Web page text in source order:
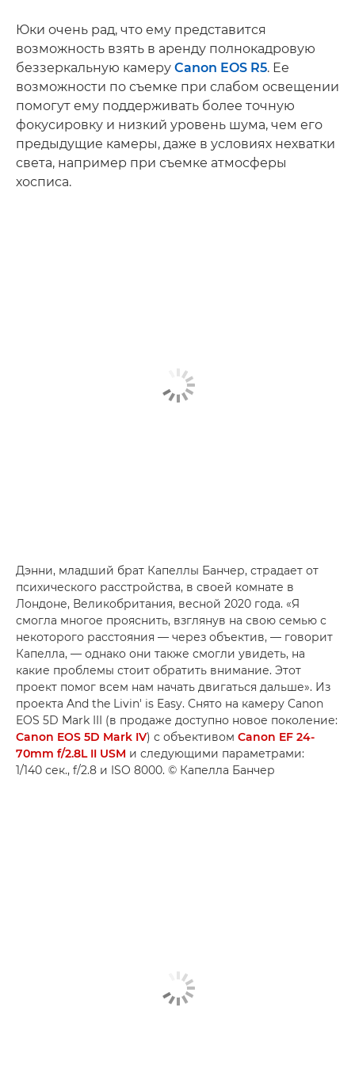
Юки очень рад, что ему представится
возможность взять в аренду полнокадровую
беззеркальную камеру Canon EOS R5. Ее
возможности по съемке при слабом освещении
помогут ему поддерживать более точную
фокусировку и низкий уровень шума, чем его
предыдущие камеры, даже в условиях нехватки
света, например при съемке атмосферы
хосписа.
Дэнни, младший брат Капеллы Банчер, страдает от
психического расстройства, в своей комнате в
Лондоне, Великобритания, весной 2020 года. «Я
смогла многое прояснить, взглянув на свою семью с
некоторого расстояния — через объектив, — говорит
Капелла, — однако они также смогли увидеть, на
какие проблемы стоит обратить внимание. Этот
проект помог всем нам начать двигаться дальше». Из
проекта And the Livin' is Easy. Снято на камеру Canon
EOS 5D Mark III (в продаже доступно новое поколение:
Canon EOS 5D Mark IV) с объективом Canon EF 24-
70mm f/2.8L II USM и следующими параметрами:
1/140 сек., f/2.8 и ISO 8000. © Капелла Банчер